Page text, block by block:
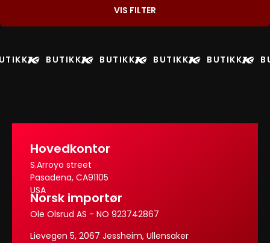
VIS FILTER
BUTIKK BUTIKK BUTIKK BUTIKK
Hovedkontor
S.Arroyo street
Pasadena, CA91105
USA
Norsk importør
Ole Olsrud AS - NO 923742867
Lievegen 5, 2067 Jessheim, Ullensaker